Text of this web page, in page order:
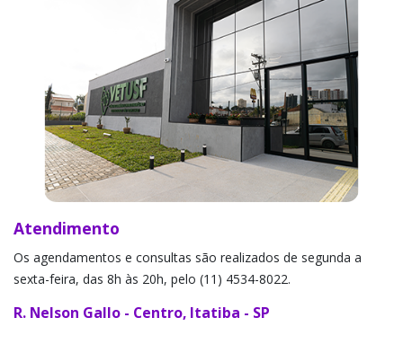
Atendimento
Os agendamentos e consultas são realizados de segunda a
sexta-feira, das 8h às 20h, pelo (11) 4534-8022.
R. Nelson Gallo - Centro, Itatiba - SP